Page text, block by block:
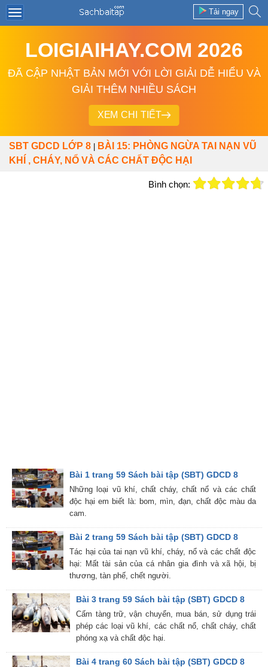
Tải ngay
LOIGIAIHAY.COM 2026
ĐÃ CẬP NHẬT BẢN MỚI VỚI LỜI GIẢI DỄ HIỂU VÀ
GIẢI THÊM NHIỀU SÁCH
XEM CHI TIẾT
SBT GDCD LỚP 8
BÀI 15: PHÒNG NGỪA TAI NẠN VŨ
KHÍ , CHÁY, NỔ VÀ CÁC CHẤT ĐỘC HẠI
Bình chọn:
Bài 1 trang 59 Sách bài tập (SBT) GDCD 8
Những loại vũ khí, chất cháy, chất nổ và các chất
độc hại em biết là: bom, mìn, đạn, chất độc màu da
cam.
Bài 2 trang 59 Sách bài tập (SBT) GDCD 8
Tác hại của tai nạn vũ khí, cháy, nổ và các chất độc
hại: Mất tài sản của cá nhân gia đình và xã hội, bị
thương, tàn phế, chết người.
Bài 3 trang 59 Sách bài tập (SBT) GDCD 8
Cấm tàng trữ, vận chuyển, mua bán, sử dụng trái
phép các loại vũ khí, các chất nổ, chất cháy, chất
phóng xạ và chất độc hại.
Bài 4 trang 60 Sách bài tập (SBT) GDCD 8